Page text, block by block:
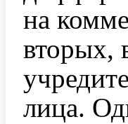
на
вторых,
лица.